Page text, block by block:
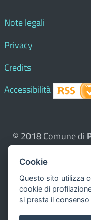
Note legali
Privacy
Credits
Accessibilità
© 2018 Comune di
contenuti del sito,
Comune -
Questo sito
DISLESSIA,
Cookie
Questo sito utilizza
cookie di
si presta il